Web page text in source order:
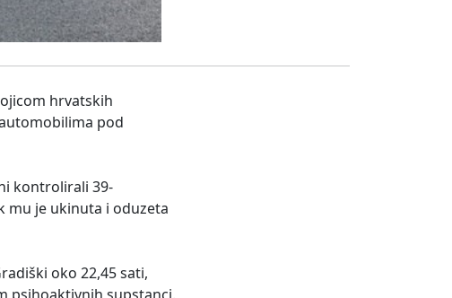
hrvatskih
pod
kontrolirali 39-
mu je ukinuta i oduzeta
oko 22,45 sati,